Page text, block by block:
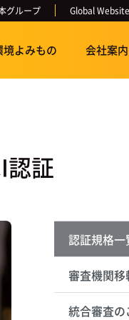
グループ Global Website
境よみもの 会社案内
認証
認証規格一
審査機関
統合審査の